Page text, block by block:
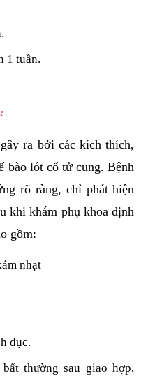
1 tuần.
ra bởi các kích thích,
bào lót cổ tử cung. Bệnh
rõ ràng, chỉ phát hiện
khi khám phụ khoa định
gồm:
nhạt
dục.
thường sau giao hợp,